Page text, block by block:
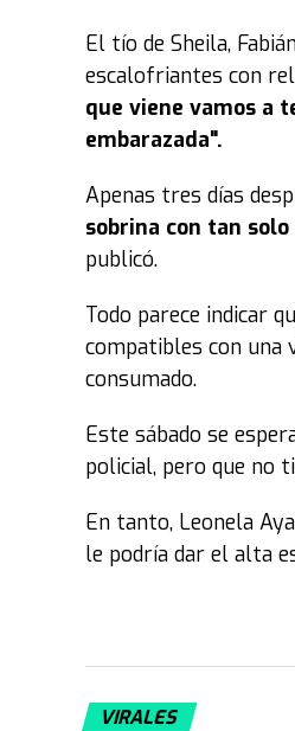
El tío de Sheila,
escalofriantes con
que viene vamos a
embarazada".
Apenas tres días
sobrina con tan
publicó.
Todo parece indicar
compatibles con una
consumado.
Este sábado se
policial, pero que no
En tanto, Leonela
le podría dar el alta
VIRALES